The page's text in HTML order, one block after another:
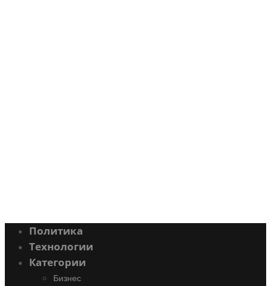
Политика
Технологии
Категории
Бизнес